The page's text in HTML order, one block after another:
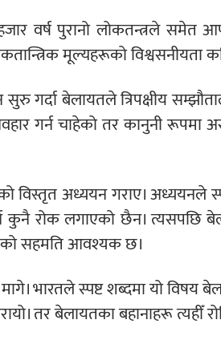
वर्ष पुरानो लोकतन्त्रले समेत
मूल्यहरूको विश्वसनीयता
गर्दा बेलायतले त्रिपक्षीय
गर्न चाहेको तर कानुनी रूपमा
विस्तृत अध्ययन गराए। अध्ययनले
कुनै रोक लगाएको छैन। त्यसपछि
सहमति आवश्यक छ।
भारतले स्पष्ट शब्दमा यो विषय
तर बेलायतका बहानाहरू त्यहीँ